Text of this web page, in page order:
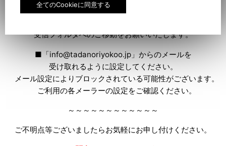
（Hotmail、Yahooメール、Googleのgmail等）
受信フォルダへのご移動をお願いいたします。
■「info@tadanoriyokoo.jp」からのメールを
受け取れるように設定してください。
メール設定によりブロックされている可能性がございます。
ご利用の各メーラーの設定をご確認ください。
～～～～～～～～～～～～
ご不明点等ございましたらお気軽にお申し付けください。